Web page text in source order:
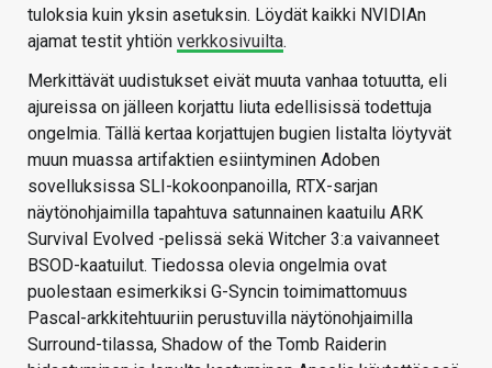
tuloksia kuin yksin asetuksin. Löydät kaikki NVIDIAn
ajamat testit yhtiön verkkosivuilta.
Merkittävät uudistukset eivät muuta vanhaa totuutta, eli
ajureissa on jälleen korjattu liuta edellisissä todettuja
ongelmia. Tällä kertaa korjattujen bugien listalta löytyvät
muun muassa artifaktien esiintyminen Adoben
sovelluksissa SLI-kokoonpanoilla, RTX-sarjan
näytönohjaimilla tapahtuva satunnainen kaatuilu ARK
Survival Evolved -pelissä sekä Witcher 3:a vaivanneet
BSOD-kaatuilut. Tiedossa olevia ongelmia ovat
puolestaan esimerkiksi G-Syncin toimimattomuus
Pascal-arkkitehtuuriin perustuvilla näytönohjaimilla
Surround-tilassa, Shadow of the Tomb Raiderin